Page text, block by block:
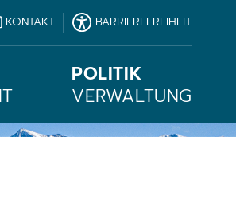
KONTAKT BARRIEREFREIHEIT
POLITIK
VERWALTUNG